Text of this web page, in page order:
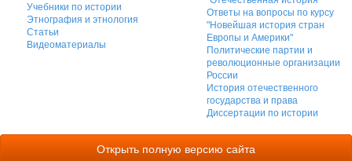
Учебники по истории
Этнография и этнология
Статьи
Видеоматериалы
Ответы на вопросы по курсу
"Новейшая история стран
Европы и Америки"
Политические партии и
революционные организации
России
История отечественного
государства и права
Диссертации по истории
Открыть полную версию сайта